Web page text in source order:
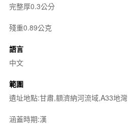
完整厚0.3公分
殘重0.89公克
語言
中文
範圍
遺址地點:甘肅,額濟納河流域,A33地灣
涵蓋時期:漢